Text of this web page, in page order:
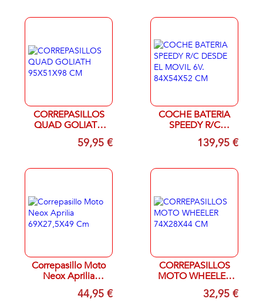
CORREPASILLOS
QUAD GOLIATH
95X51X98 CM
59,95 €
COCHE BATERIA
SPEEDY R/C
DESDE EL MOVIL
6V. 84X54X52 CM
139,95 €
Correpasillo Moto
Neox Aprilia
69X27,5X49 Cm
44,95 €
CORREPASILLOS
MOTO WHEELER
74X28X44 CM
32,95 €